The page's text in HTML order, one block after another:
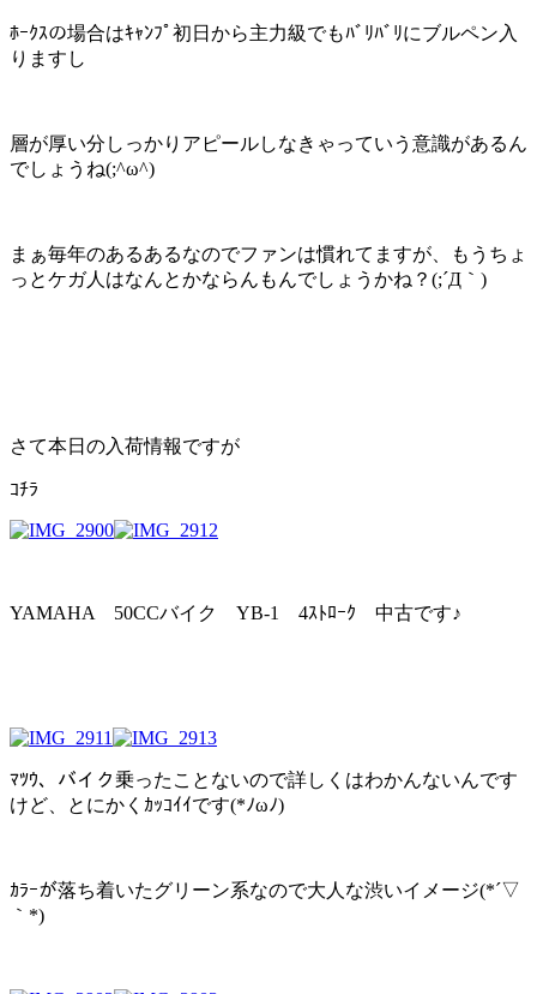
ﾎｰｸｽの場合はｷｬﾝﾌﾟ初日から主力級でもﾊﾞﾘﾊﾞﾘにブルペン入
りますし
層が厚い分しっかりアピールしなきゃっていう意識があるん
でしょうね(;^ω^)
まぁ毎年のあるあるなのでファンは慣れてますが、もうちょ
っとケガ人はなんとかならんもんでしょうかね？(;´Д｀)
さて本日の入荷情報ですが
ｺﾁﾗ
YAMAHA 50CCバイク YB-1 4ｽﾄﾛｰｸ 中古です♪
ﾏﾂｳ、バイク乗ったことないので詳しくはわかんないんです
けど、とにかくｶｯｺｲｲです(*ﾉωﾉ)
ｶﾗｰが落ち着いたグリーン系なので大人な渋いイメージ(*´▽
｀*)